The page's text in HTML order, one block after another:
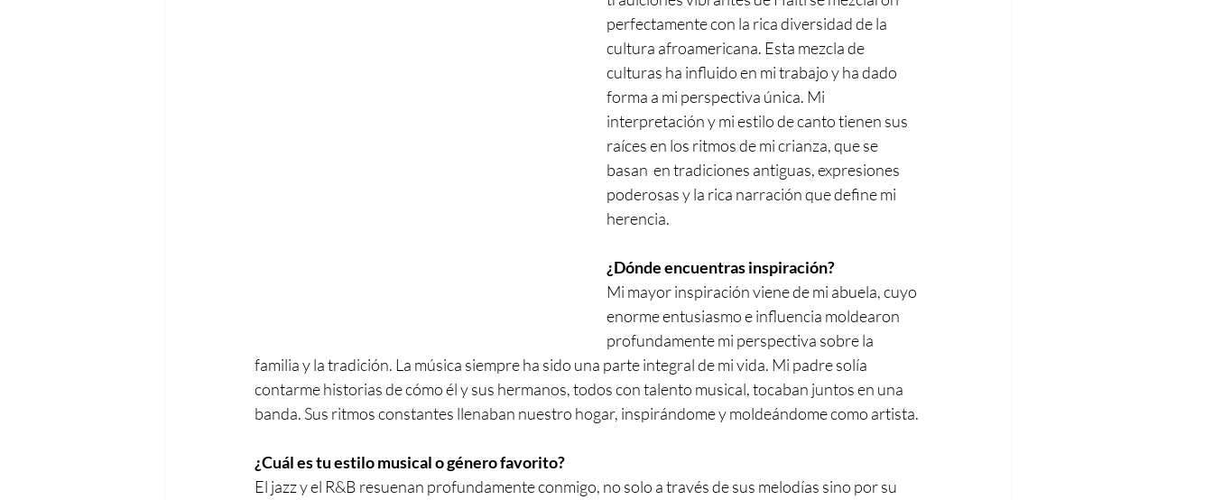
perfectamente con la rica diversidad de la
cultura afroamericana. Esta mezcla de
culturas ha influido en mi trabajo y ha dado
forma a mi perspectiva única. Mi
interpretación y mi estilo de canto tienen sus
raíces en los ritmos de mi crianza, que se
basan  en tradiciones antiguas, expresiones
poderosas y la rica narración que define mi
herencia.
¿Dónde encuentras inspiración?
Mi mayor inspiración viene de mi abuela, cuyo
enorme entusiasmo e influencia moldearon
profundamente mi perspectiva sobre la
familia y la tradición. La música siempre ha sido una parte integral de mi vida. Mi padre solía
contarme historias de cómo él y sus hermanos, todos con talento musical, tocaban juntos en una
banda. Sus ritmos constantes llenaban nuestro hogar, inspirándome y moldeándome como artista.
¿Cuál es tu estilo musical o género favorito?
El jazz y el R&B resuenan profundamente conmigo, no solo a través de sus melodías sino por su